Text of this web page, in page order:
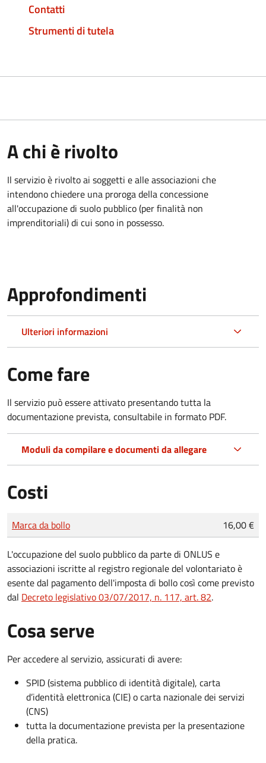
Contatti
Strumenti di tutela
A chi è rivolto
Il servizio è rivolto ai soggetti e alle associazioni che
intendono chiedere una proroga della concessione
all'occupazione di suolo pubblico (per finalità non
imprenditoriali) di cui sono in possesso.
Approfondimenti
Ulteriori informazioni
Come fare
Il servizio può essere attivato presentando tutta la
documentazione prevista, consultabile in formato PDF.
Moduli da compilare e documenti da allegare
Costi
Tipo di pagamento
Importo
Marca da bollo 16,00 €
L'occupazione del suolo pubblico da parte di ONLUS e
associazioni iscritte al registro regionale del volontariato è
esente dal pagamento dell'imposta di bollo così come previsto
dal Decreto legislativo 03/07/2017, n. 117, art. 82.
Cosa serve
Per accedere al servizio, assicurati di avere:
SPID (sistema pubblico di identità digitale), carta
d’identità elettronica (CIE) o carta nazionale dei servizi
(CNS)
tutta la documentazione prevista per la presentazione
della pratica.